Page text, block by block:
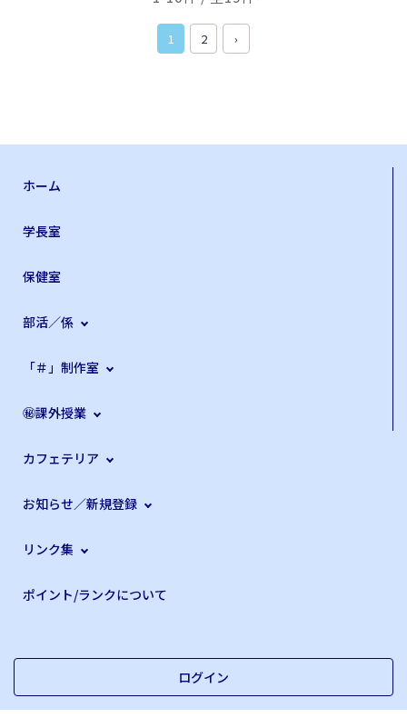
1 2 ›
ホーム
学長室
保健室
部活／係
「＃」制作室
㊙課外授業
カフェテリア
お知らせ／新規登録
リンク集
ポイント/ランクについて
ログイン